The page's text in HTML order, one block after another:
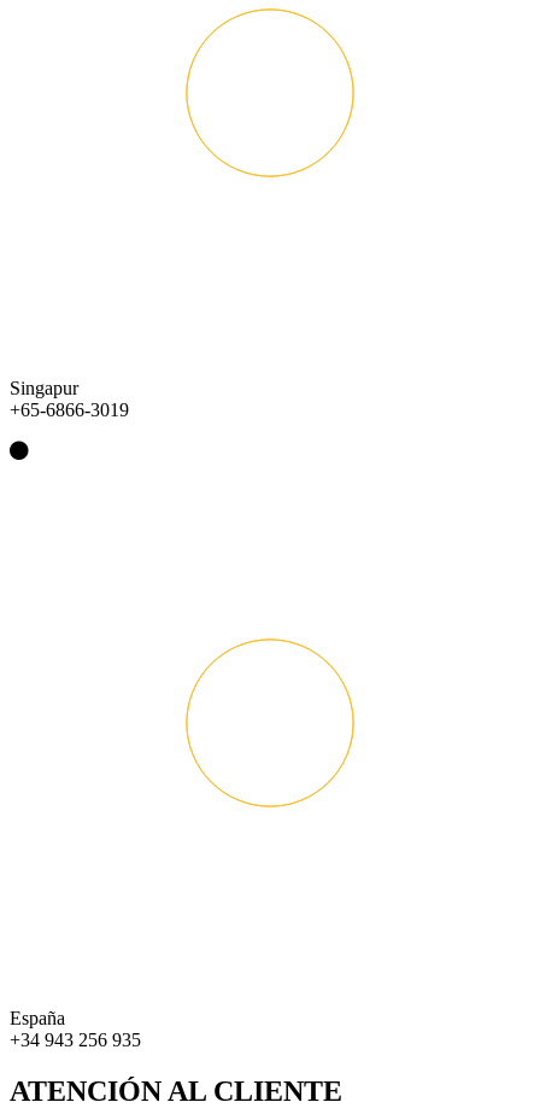
Singapur
+65-6866-3019
España
+34 943 256 935
ATENCIÓN AL CLIENTE